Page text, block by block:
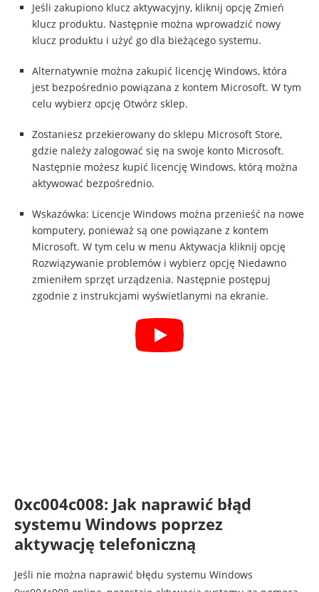
Jeśli zakupiono klucz aktywacyjny, kliknij opcję Zmień
klucz produktu. Następnie można wprowadzić nowy
klucz produktu i użyć go dla bieżącego systemu.
Alternatywnie można zakupić licencję Windows, która
jest bezpośrednio powiązana z kontem Microsoft. W tym
celu wybierz opcję Otwórz sklep.
Zostaniesz przekierowany do sklepu Microsoft Store,
gdzie należy zalogować się na swoje konto Microsoft.
Następnie możesz kupić licencję Windows, którą można
aktywować bezpośrednio.
Wskazówka: Licencje Windows można przenieść na nowe
komputery, ponieważ są one powiązane z kontem
Microsoft. W tym celu w menu Aktywacja kliknij opcję
Rozwiązywanie problemów i wybierz opcję Niedawno
zmieniłem sprzęt urządzenia. Następnie postępuj
zgodnie z instrukcjami wyświetlanymi na ekranie.
0xc004c008: Jak naprawić błąd
systemu Windows poprzez
aktywację telefoniczną
Jeśli nie można naprawić błędu systemu Windows